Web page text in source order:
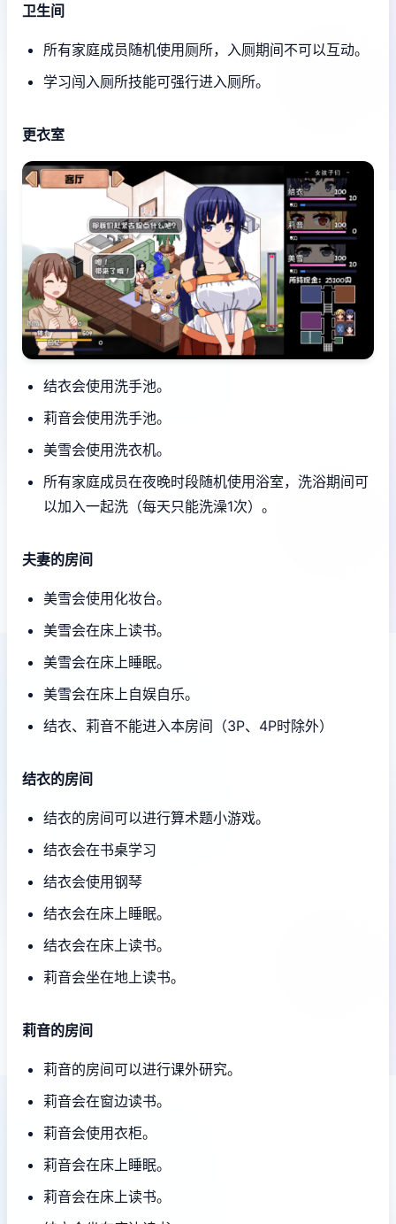
卫生间
所有家庭成员随机使用厕所，入厕期间不可以互动。
学习闯入厕所技能可强行进入厕所。
更衣室
结衣会使用洗手池。
莉音会使用洗手池。
美雪会使用洗衣机。
所有家庭成员在夜晚时段随机使用浴室，洗浴期间可
以加入一起洗（每天只能洗澡1次）。
夫妻的房间
美雪会使用化妆台。
美雪会在床上读书。
美雪会在床上睡眠。
美雪会在床上自娱自乐。
结衣、莉音不能进入本房间（3P、4P时除外）
结衣的房间
结衣的房间可以进行算术题小游戏。
结衣会在书桌学习
结衣会使用钢琴
结衣会在床上睡眠。
结衣会在床上读书。
莉音会坐在地上读书。
莉音的房间
莉音的房间可以进行课外研究。
莉音会在窗边读书。
莉音会使用衣柜。
莉音会在床上睡眠。
莉音会在床上读书。